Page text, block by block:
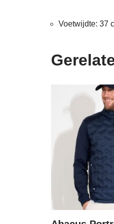
Voetwijdte: 37